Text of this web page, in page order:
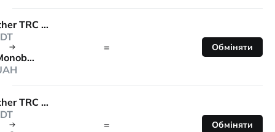
Tether TRC 20
Monobank
= Обміняти
Tether TRC 20
= Обміняти